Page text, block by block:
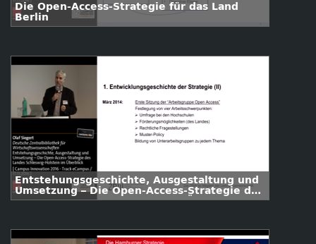
Die Open-Access-Strategie für das Land
Berlin
Entstehungsgeschichte, Ausgestaltung und
Umsetzung – Die Open-Access-Strategie des
Landes Schleswig-Holstein im Überblick